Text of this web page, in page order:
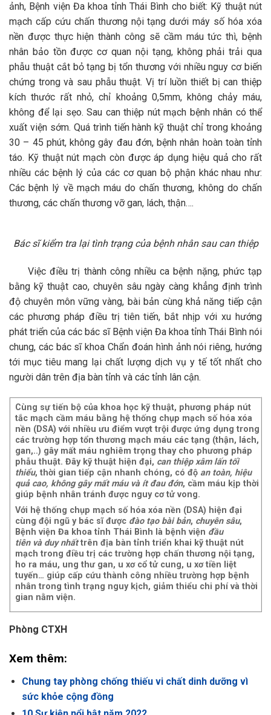
ảnh, Bệnh viện Đa khoa tỉnh Thái Bình cho biết: Kỹ thuật nút
mạch cấp cứu chấn thương nội tạng dưới máy số hóa xóa
nền được thực hiện thành công sẽ cầm máu tức thì, bệnh
nhân bảo tồn được cơ quan nội tạng, không phải trải qua
phẫu thuật cắt bỏ tạng bị tổn thương với nhiều nguy cơ biến
chứng trong và sau phẫu thuật. Vị trí luồn thiết bị can thiệp
kích thước rất nhỏ, chỉ khoảng 0,5mm, không chảy máu,
không để lại sẹo. Sau can thiệp nút mạch bệnh nhân có thể
xuất viện sớm. Quá trình tiến hành kỹ thuật chỉ trong khoảng
30 – 45 phút, không gây đau đớn, bệnh nhân hoàn toàn tỉnh
táo. Kỹ thuật nút mạch còn được áp dụng hiệu quả cho rất
nhiều các bệnh lý của các cơ quan bộ phận khác nhau như:
Các bệnh lý về mạch máu do chấn thương, không do chấn
thương, các chấn thương vỡ gan, lách, thận….
Bác sĩ kiểm tra lại tình trạng của bệnh nhân sau can thiệp
Việc điều trị thành công nhiều ca bệnh nặng, phức tạp
bằng kỹ thuật cao, chuyên sâu ngày càng khẳng định trình
độ chuyên môn vững vàng, bài bản cùng khả năng tiếp cận
các phương pháp điều trị tiên tiến, bắt nhịp với xu hướng
phát triển của các bác sĩ Bệnh viện Đa khoa tỉnh Thái Bình nói
chung, các bác sĩ khoa Chẩn đoán hình ảnh nói riêng, hướng
tới mục tiêu mang lại chất lượng dịch vụ y tế tốt nhất cho
người dân trên địa bàn tỉnh và các tỉnh lân cận.
Cùng sự tiến bộ của khoa học kỹ thuật, phương pháp nút
tắc mạch cầm máu bằng hệ thống chụp mạch số hóa xóa
nền (DSA) với nhiều ưu điểm vượt trội được ứng dụng trong
các trường hợp tổn thương mạch máu các tạng (thận, lách,
gan,..) gây mất máu nghiêm trọng thay cho phương pháp
phẫu thuật. Đây kỹ thuật hiện đại, can thiệp xâm lấn tối
thiểu, thời gian tiếp cận nhanh chóng, có độ an toàn, hiệu
quả cao, không gây mất máu và ít đau đớn, cầm máu kịp thời
giúp bệnh nhân tránh được nguy cơ tử vong.
Với hệ thống chụp mạch số hóa xóa nền (DSA) hiện đại
cùng đội ngũ y bác sĩ được đào tạo bài bản, chuyên sâu,
Bệnh viện Đa khoa tỉnh Thái Bình là bệnh viện đầu
tiên và duy nhấttrên địa bàn tỉnh triển khai kỹ thuật nút
mạch trong điều trị các trường hợp chấn thương nội tạng,
ho ra máu, ung thư gan, u xơ cổ tử cung, u xơ tiền liệt
tuyến… giúp cấp cứu thành công nhiều trường hợp bệnh
nhân trong tình trạng nguy kịch, giảm thiểu chi phí và thời
gian nằm viện.
Phòng CTXH
Xem thêm:
Chung tay phòng chống thiếu vi chất dinh dưỡng vì
sức khỏe cộng đồng